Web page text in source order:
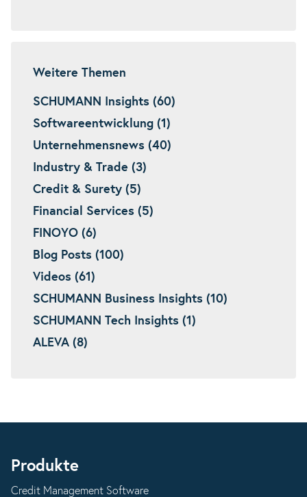
Weitere Themen
SCHUMANN Insights (60)
Softwareentwicklung (1)
Unternehmensnews (40)
Industry & Trade (3)
Credit & Surety (5)
Financial Services (5)
FINOYO (6)
Blog Posts (100)
Videos (61)
SCHUMANN Business Insights (10)
SCHUMANN Tech Insights (1)
ALEVA (8)
Produkte
Credit Management Software